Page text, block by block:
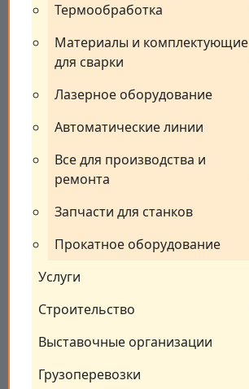
Термообработка
Материалы и комплектующие
для сварки
Лазерное оборудование
Автоматические линии
Все для производства и
ремонта
Запчасти для станков
Прокатное оборудование
Услуги
Строительство
Выставочные организации
Грузоперевозки